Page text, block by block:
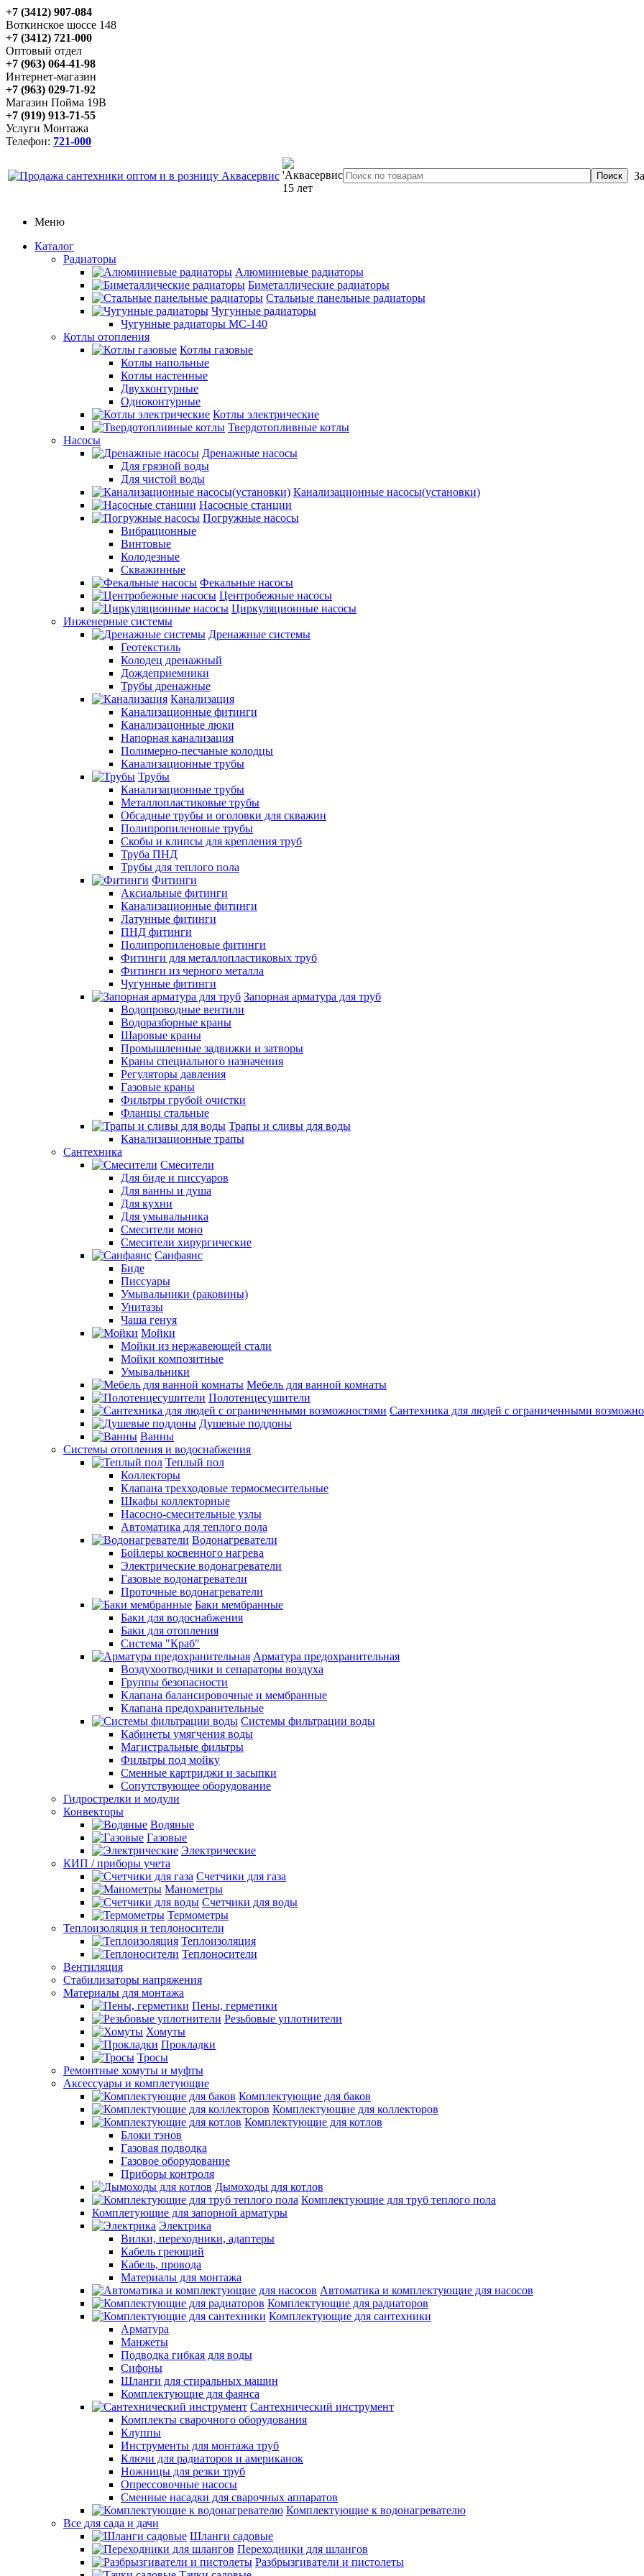
+7 (3412) 907-084
Воткинское шоссе 148
+7 (3412) 721-000
Оптовый отдел
+7 (963) 064-41-98
Интернет-магазин
+7 (963) 029-71-92
Магазин Пойма 19В
+7 (919) 913-71-55
Услуги Монтажа
Телефон: 721-000
Меню
Каталог
Радиаторы
Алюминиевые радиаторы
Биметаллические радиаторы
Стальные панельные радиаторы
Чугунные радиаторы
Чугунные радиаторы МС-140
Котлы отопления
Котлы газовые
Котлы напольные
Котлы настенные
Двухконтурные
Одноконтурные
Котлы электрические
Твердотопливные котлы
Насосы
Дренажные насосы
Для грязной воды
Для чистой воды
Канализационные насосы(установки)
Насосные станции
Погружные насосы
Вибрационные
Винтовые
Колодезные
Скважинные
Фекальные насосы
Центробежные насосы
Циркуляционные насосы
Инженерные системы
Дренажные системы
Геотекстиль
Колодец дренажный
Дождеприемники
Трубы дренажные
Канализация
Канализационные фитинги
Канализацонные люки
Напорная канализация
Полимерно-песчаные колодцы
Канализационные трубы
Трубы
Канализационные трубы
Металлопластиковые трубы
Обсадные трубы и оголовки для скважин
Полипропиленовые трубы
Скобы и клипсы для крепления труб
Труба ПНД
Трубы для теплого пола
Фитинги
Аксиальные фитинги
Канализационные фитинги
Латунные фитинги
ПНД фитинги
Полипропиленовые фитинги
Фитинги для металлопластиковых труб
Фитинги из черного металла
Чугунные фитинги
Запорная арматура для труб
Водопроводные вентили
Водоразборные краны
Шаровые краны
Промышленные задвижки и затворы
Краны специального назначения
Регуляторы давления
Газовые краны
Фильтры грубой очистки
Фланцы стальные
Трапы и сливы для воды
Канализационные трапы
Сантехника
Смесители
Для биде и писсуаров
Для ванны и душа
Для кухни
Для умывальника
Смесители моно
Смесители хирургические
Санфаянс
Биде
Писсуары
Умывальники (раковины)
Унитазы
Чаша генуя
Мойки
Мойки из нержавеющей стали
Мойки композитные
Умывальники
Мебель для ванной комнаты
Полотенцесушители
Сантехника для людей с ограниченными
Душевые поддоны
Ванны
Системы отопления и водоснабжения
Теплый пол
Коллекторы
Клапана трехходовые термосмесительные
Шкафы коллекторные
Насосно-смесительные узлы
Автоматика для теплого пола
Водонагреватели
Бойлеры косвенного нагрева
Электрические водонагреватели
Газовые водонагреватели
Проточные водонагреватели
Баки мембранные
Баки для водоснабжения
Баки для отопления
Система "Краб"
Арматура предохранительная
Воздухоотводчики и сепараторы воздуха
Группы безопасности
Клапана балансировочные и мембранные
Клапана предохранительные
Системы фильтрации воды
Кабинеты умягчения воды
Магистральные фильтры
Фильтры под мойку
Сменные картриджи и засыпки
Сопутствующее оборудование
Гидрострелки и модули
Конвекторы
Водяные
Газовые
Электрические
КИП / приборы учета
Счетчики для газа
Манометры
Счетчики для воды
Термометры
Теплоизоляция и теплоносители
Теплоизоляция
Теплоносители
Вентиляция
Стабилизаторы напряжения
Материалы для монтажа
Пены, герметики
Резьбовые уплотнители
Хомуты
Прокладки
Тросы
Ремонтные хомуты и муфты
Аксессуары и комплетующие
Комплектующие для баков
Комплектующие для коллекторов
Комплектующие для котлов
Блоки тэнов
Газовая подводка
Газовое оборудование
Приборы контроля
Дымоходы для котлов
Комплектующие для труб теплого пола
Комплетующие для запорной арматуры
Электрика
Вилки, переходники, адаптеры
Кабель греющий
Кабель, провода
Материалы для монтажа
Автоматика и комплектующие для насосов
Комплектующие для радиаторов
Комплектующие для сантехники
Арматура
Манжеты
Подводка гибкая для воды
Сифоны
Шланги для стиральных машин
Комплектующие для фаянса
Сантехнический инструмент
Комплекты сварочного оборудования
Клуппы
Инструменты для монтажа труб
Ключи для радиаторов и американок
Ножницы для резки труб
Опрессовочные насосы
Сменные насадки для сварочных аппаратов
Комплектующие к водонагревателю
Все для сада и дачи
Шланги садовые
Переходники для шлангов
Разбрызгиватели и пистолеты